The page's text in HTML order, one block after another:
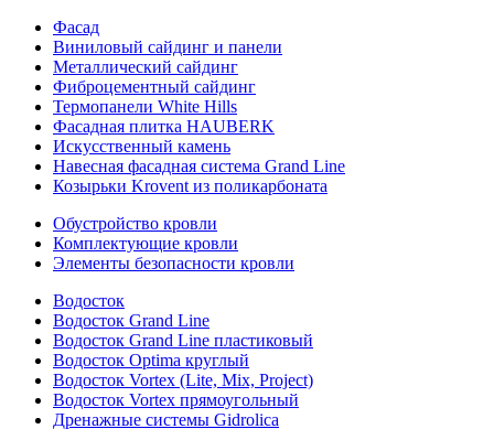
Фасад
Виниловый сайдинг и панели
Металлический сайдинг
Фиброцементный сайдинг
Термопанели White Hills
Фасадная плитка HAUBERK
Искусственный камень
Навесная фасадная система Grand Line
Козырьки Krovent из поликарбоната
Обустройство кровли
Комплектующие кровли
Элементы безопасности кровли
Водосток
Водосток Grand Line
Водосток Grand Line пластиковый
Водосток Optima круглый
Водосток Vortex (Lite, Mix, Project)
Водосток Vortex прямоугольный
Дренажные системы Gidrolica